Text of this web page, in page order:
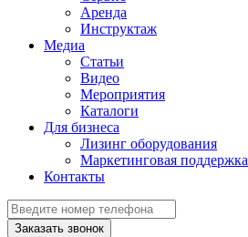
Аренда
Инструктаж
Медиа
Статьи
Видео
Мероприятия
Каталоги
Для бизнеса
Лизинг оборудования
Маркетинговая поддержка
Контакты
Заказать звонок